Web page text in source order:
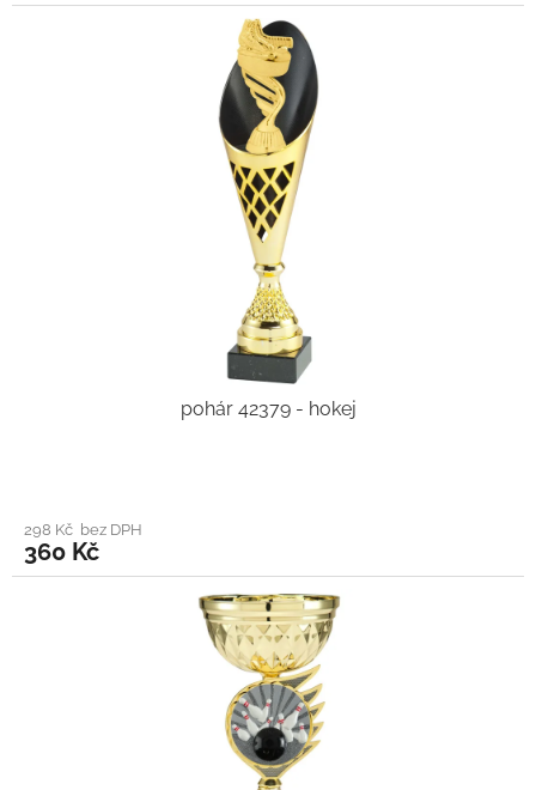
pohár 42379 - hokej
298 Kč bez DPH
360 Kč